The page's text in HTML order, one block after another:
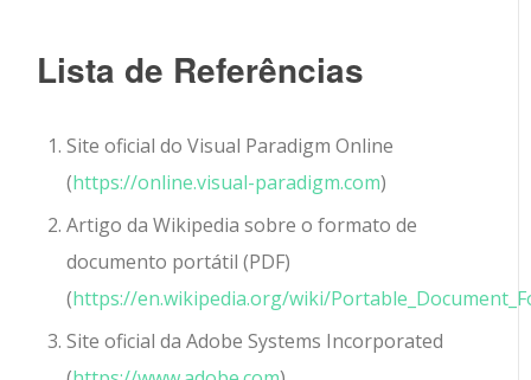
Lista de Referências
Site oficial do Visual Paradigm Online
(https://online.visual-paradigm.com)
Artigo da Wikipedia sobre o formato de
documento portátil (PDF)
(https://en.wikipedia.org/wiki/
Site oficial da Adobe Systems Incorporated